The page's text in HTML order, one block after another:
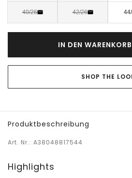
40/26 42/26
IN DEN WARENKORB
SHOP THE
Produktbeschreibung
Art. Nr.: A38048817544
Highlights